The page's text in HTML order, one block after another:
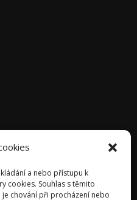
a nebo přístupu k
cookies. Souhlas s těmito
chování při procházení nebo